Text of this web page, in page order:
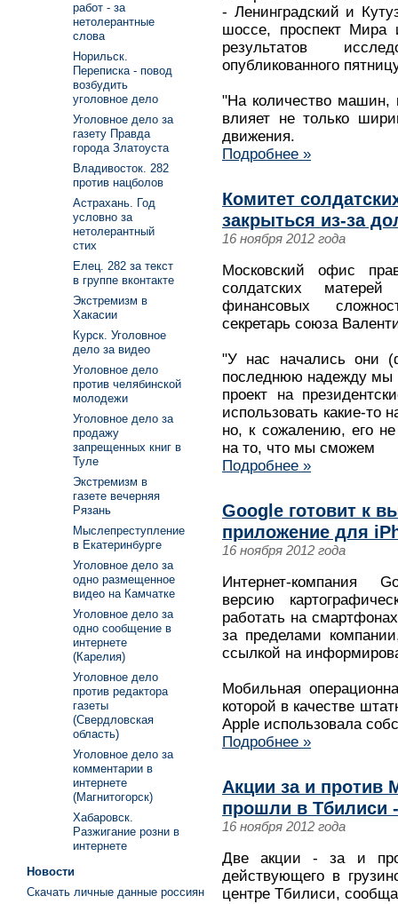
- Ленинградский и
шоссе, проспект Мира
результатов
опубликованного
"На количество машин,
влияет не только
движения.
Подробнее »
Комитет
закрыться из-за
16 ноября 2012 года
Московский офис
солдатских
финансовых
секретарь союза
"У нас начались они
последнюю надежду мы
проект на
использовать какие-то
но, к сожалению, его
на то, что мы сможем
Подробнее »
Google готовит к
приложение для
16 ноября 2012 года
Интернет-компания
версию
работать на
за пределами
ссылкой на
Мобильная
которой в качестве
Apple использовала
Подробнее »
Акции за и против
прошли в Тбилиси -
16 ноября 2012 года
Две акции - за и
действующего в
центре Тбилиси,
работ - за
нетолерантные
слова
Норильск.
Переписка - повод
возбудить
уголовное дело
Уголовное дело за
газету Правда
города Златоуста
Владивосток. 282
против нацболов
Астрахань. Год
условно за
нетолерантный
стих
Елец. 282 за текст
в группе вконтакте
Экстремизм в
Хакасии
Курск. Уголовное
дело за видео
Уголовное дело
против челябинской
молодежи
Уголовное дело за
продажу
запрещенных книг в
Туле
Экстремизм в
газете вечерняя
Рязань
Мыслепреступление
в Екатеринбурге
Уголовное дело за
одно размещенное
видео на Камчатке
Уголовное дело за
одно сообщение в
интернете
(Карелия)
Уголовное дело
против редактора
газеты
(Свердловская
область)
Уголовное дело за
комментарии в
интернете
(Магнитогорск)
Хабаровск.
Разжигание розни в
интернете
Новости
Скачать личные данные россиян